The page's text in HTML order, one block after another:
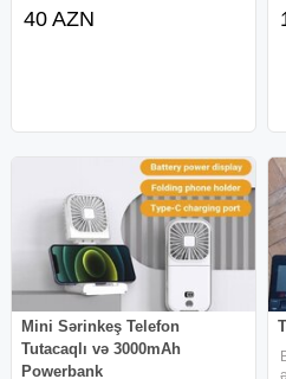
twlefon isleyir.
40 AZN
Mini Sərinkeş Telefon
Tutacaqlı və 3000mAh
Powerbank